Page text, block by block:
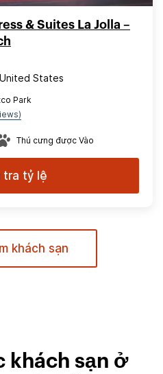
& Suites La Jolla –
States
Park
Thú cưng được Vào
tra tỷ lệ
khách sạn
khách sạn ở